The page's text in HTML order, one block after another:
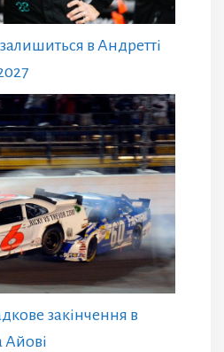
в Андретті
закінчення в
Айові